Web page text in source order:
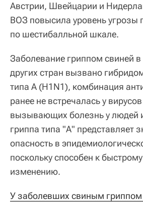
Австрии, Швейцарии и
ВОЗ повысила уровень угрозы
по шестибалльной шкале.
Заболевание гриппом свиней
других стран вызвано
типа A (H1N1), комбинация
ранее не встречалась у
вызывающих болезнь у людей
гриппа типа "А" представляет
опасность в
поскольку способен к
изменению.
У заболевших свиным